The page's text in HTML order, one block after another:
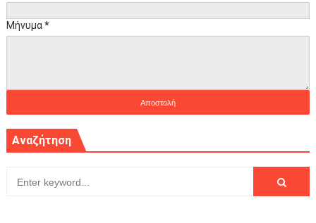
Μήνυμα*
Αναζήτηση